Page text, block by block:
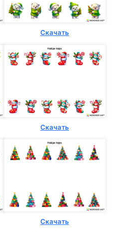
Скачать
Скачать
Скачать